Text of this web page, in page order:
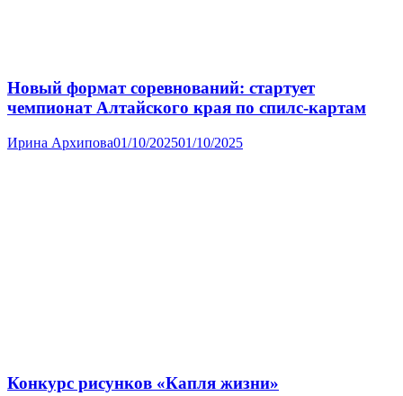
Новый формат соревнований: стартует
чемпионат Алтайского края по спилс-картам
Ирина Архипова01/10/202501/10/2025
Конкурс рисунков «Капля жизни»